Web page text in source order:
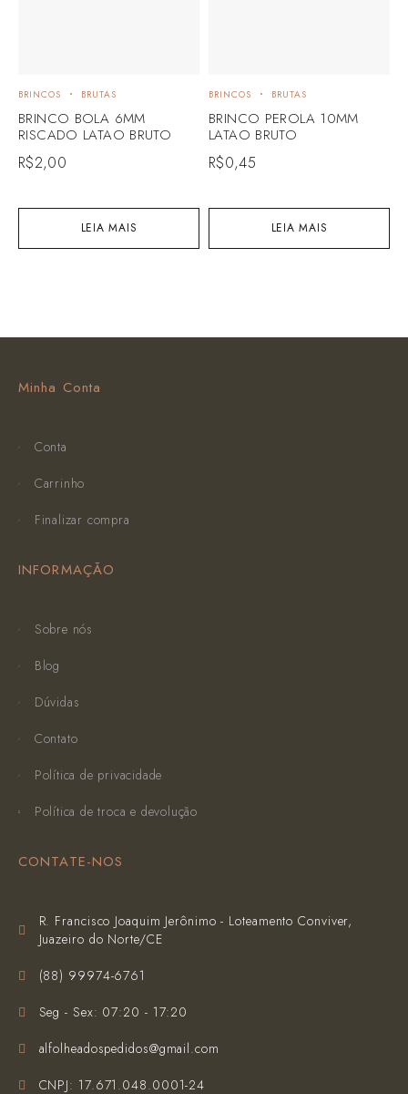
LEIA MAIS
BRINCOS BRUTAS
BRINCO BOLA 6MM
RISCADO LATAO BRUTO
R$2,00
LEIA MAIS
BRINCOS BRUTAS
BRINCO PEROLA 10MM
LATAO BRUTO
R$0,45
Minha Conta
Conta
Carrinho
Finalizar compra
INFORMAÇÃO
Sobre nós
Blog
Dúvidas
Contato
Política de privacidade
Política de troca e devolução
CONTATE-NOS
R. Francisco Joaquim Jerônimo - Loteamento Conviver,
Juazeiro do Norte/CE
(‪88) 99974-6761‬
Seg - Sex: 07:20 - 17:20
alfolheadospedidos@gmail.com
CNPJ: 17.671.048.0001-24